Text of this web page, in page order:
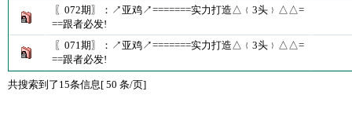
〖072期〗：↗亚鸡↗=======实力打造△﹛3头﹜△△=
==跟者必发!
〖071期〗：↗亚鸡↗=======实力打造△﹛3头﹜△△=
==跟者必发!
共搜索到了15条信息[ 50 条/页]